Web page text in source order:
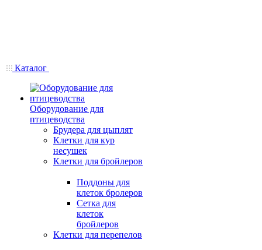
Каталог
Оборудование для
птицеводства
Брудера для цыплят
Клетки для кур
несушек
Клетки для бройлеров
Поддоны для
клеток бролеров
Сетка для
клеток
бройлеров
Клетки для перепелов